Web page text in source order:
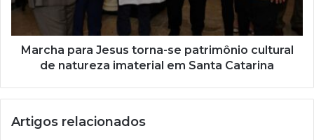
Marcha para Jesus torna-se patrimônio cultural
de natureza imaterial em Santa Catarina
Artigos relacionados